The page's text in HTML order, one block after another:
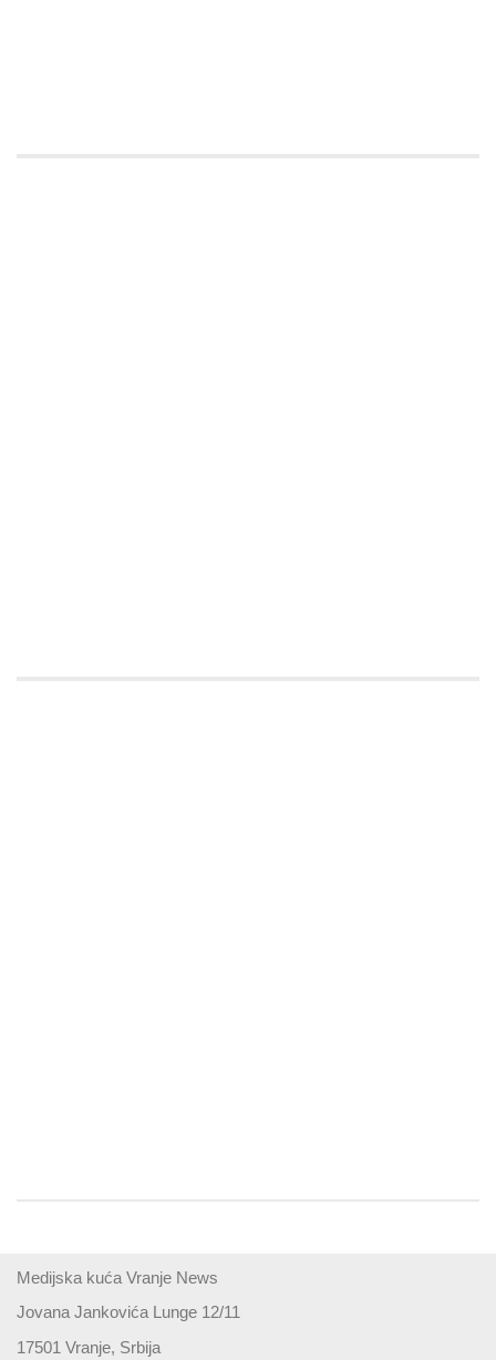
Medijska kuća Vranje News
Jovana Jankovića Lunge 12/11
17501 Vranje, Srbija